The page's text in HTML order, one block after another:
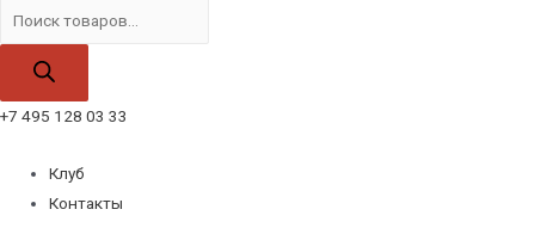
товаров
+7 495 128 03 33
Клуб
Контакты